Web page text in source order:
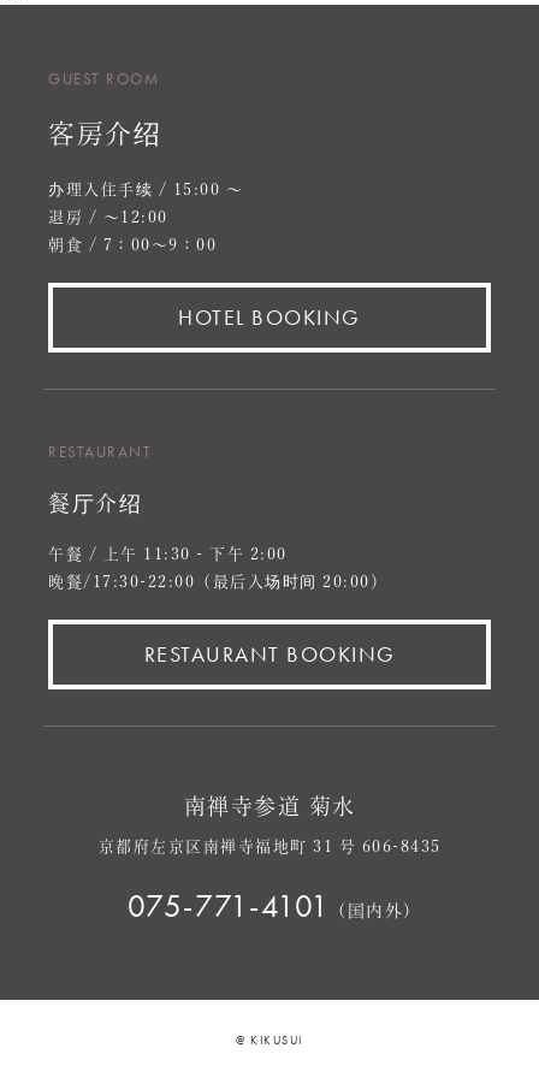
GUEST ROOM
客房介绍
办理入住手续 / 15:00 〜
退房 / ～12:00
朝食 / 7：00～9：00
HOTEL BOOKING
RESTAURANT
餐厅介绍
午餐 / 上午 11:30 - 下午 2:00
晚餐/17:30-22:00（最后入场时间 20:00）
RESTAURANT BOOKING
南禅寺参道 菊水
京都府左京区南禅寺福地町 31 号 606-8435
075-771-4101 (国内外)
@ KIKUSUI